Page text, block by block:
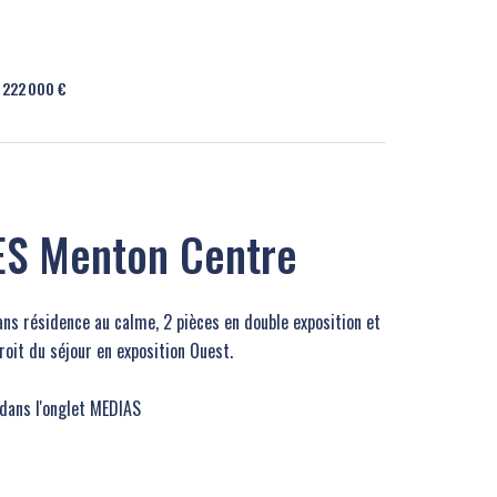
000 €
Menton Centre
résidence au calme, 2 pièces en double exposition et
du séjour en exposition Ouest.
l'onglet MEDIAS